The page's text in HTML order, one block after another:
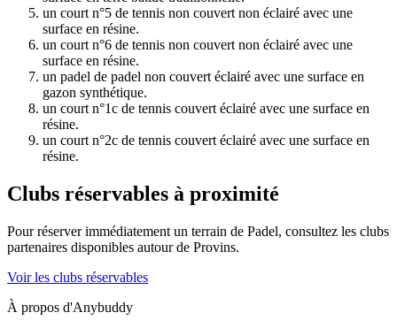
un court n°5 de tennis non couvert non éclairé avec une
surface en résine.
un court n°6 de tennis non couvert non éclairé avec une
surface en résine.
un padel de padel non couvert éclairé avec une surface en
gazon synthétique.
un court n°1c de tennis couvert éclairé avec une surface en
résine.
un court n°2c de tennis couvert éclairé avec une surface en
résine.
Clubs réservables à proximité
Pour réserver immédiatement un terrain de Padel, consultez les clubs
partenaires disponibles autour de Provins.
Voir les clubs réservables
À propos d'Anybuddy